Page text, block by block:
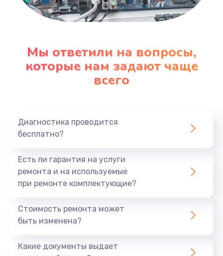
Мы ответили на вопросы,
которые нам задают чаще
всего
Диагностика проводится
бесплатно?
Есть ли гарантия на услуги
ремонта и на используемые
при ремонте комплектующие?
Стоимость ремонта может
быть изменена?
Какие документы выдает